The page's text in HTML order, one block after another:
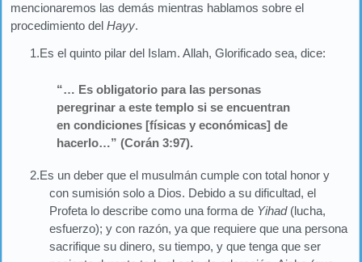
mencionaremos las demás mientras hablamos sobre el
procedimiento del Hayy.
1.Es el quinto pilar del Islam. Allah, Glorificado sea, dice:
“… Es obligatorio para las personas
peregrinar a este templo si se encuentran
en condiciones [físicas y económicas] de
hacerlo…” (Corán 3:97).
2.Es un deber que el musulmán cumple con total honor y
con sumisión solo a Dios. Debido a su dificultad, el
Profeta lo describe como una forma de Yihad(lucha,
esfuerzo); y con razón, ya que requiere que una persona
sacrifique su dinero, su tiempo, y que tenga que ser